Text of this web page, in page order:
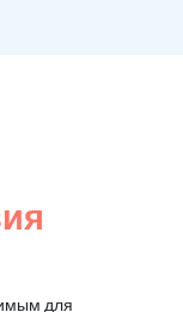
для